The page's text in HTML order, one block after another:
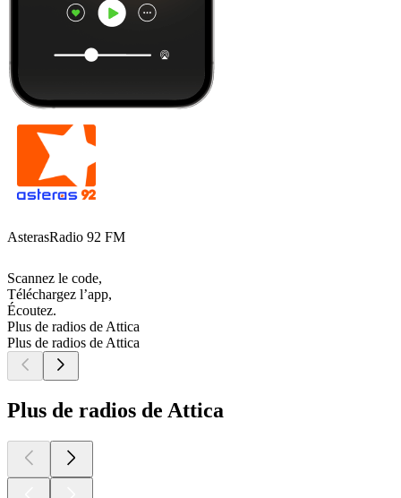
AsterasRadio 92 FM
Scannez le code,
Téléchargez l’app,
Écoutez.
Plus de radios de Attica
Plus de radios de Attica
Plus de radios de Attica